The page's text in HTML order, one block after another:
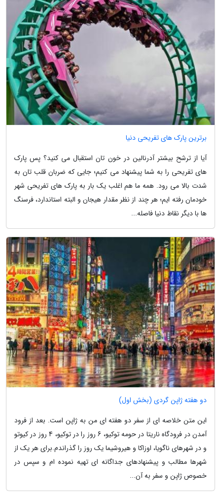
برترین پارک های تفریحی دنیا
آیا از ترشح بیشتر آدرنالین در خون تان استقبال می کنید؟ پس پارک
های تفریحی را به شما پیشنهاد می کنیم؛ جایی که ضربان قلب تان به
شدت بالا می رود. همه ما هم اغلب یک بار به پارک های تفریحی شهر
خودمان رفته ایم؛ هر چند از نظر مقدار هیجان و البته استاندارد، فرسنگ
ها با دیگر نقاط دنیا فاصله...
دو هفته ژاپن گردی (بخش اول)
این متن خلاصه ای از سفر دو هفته ای من به ژاپن است. بعد از فرود
آمدن در فرودگاه ناریتا در حومه توکیو، 6 روز را در توکیو، 4 روز در کیوتو
و در شهرهای ناگویا، اوزاکا و هیروشیما یک روز را گذراندم.برای هر یک از
شهرها مطالب و پیشنهادهای جداگانه ای تهیه نموده ام و سپس در
خصوص ژاپن و سفر به آن...